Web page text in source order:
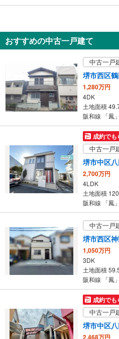
堺市西区堀
4LDK
土地面積
阪和線 「鳳
おすすめの中古一戸建て
中古一戸
堺市西区
1,280万円
4DK
土地面積
阪和線 「鳳
成約でも
中古一戸
堺市中区
2,700万円
4LDK
土地面積
中古一戸
堺市西区
1,050万円
3DK
土地面積
阪和線 「鳳
成約でも
中古一戸
堺市中区
2,468万円